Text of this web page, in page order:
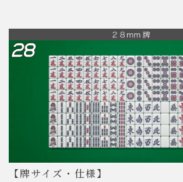
【牌サイズ・仕様】